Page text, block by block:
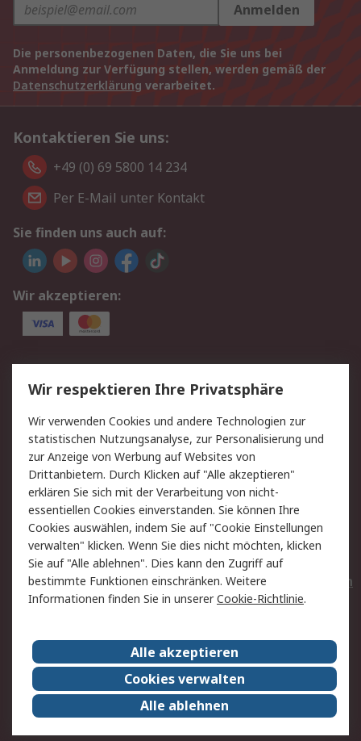
Anmelden
Die personenbezogenen Daten, die Sie uns bei
Anmeldung zur Verfügung stellen, werden gemäß der
Datenschutzerklärung verarbeitet.
Kontaktieren Sie uns:
+49 (0) 69 5800 14 234
Per E-Mail unter Kontakt
Sie finden uns auch auf:
Wir akzeptieren:
Service
Value Added Services
Lieferlösungen
Rücksendungen
Kontakt
Hilfe
Privatkunden
Rechtliches
AGB
Datenschutz
Cookie-Richtlinie
Zahlungsbedingungen
Copyright/Impressum
Entsorgung
Elektrogeräte/Batterien
RS weltweit
Karriere bei RS
Nachhaltigkeit
Qualität/Umwelt/ZertifikatePresse-Center
Event-Center
Wir respektieren Ihre Privatsphäre
Wir verwenden Cookies und andere Technologien zur
statistischen Nutzungsanalyse, zur Personalisierung und
zur Anzeige von Werbung auf Websites von
Drittanbietern. Durch Klicken auf "Alle akzeptieren"
erklären Sie sich mit der Verarbeitung von nicht-
essentiellen Cookies einverstanden. Sie können Ihre
Cookies auswählen, indem Sie auf "Cookie Einstellungen
verwalten" klicken. Wenn Sie dies nicht möchten, klicken
Sie auf "Alle ablehnen". Dies kann den Zugriff auf
bestimmte Funktionen einschränken. Weitere
Informationen finden Sie in unsererCookie-Richtlinie.
Alle akzeptieren
Cookies verwalten
Alle ablehnen